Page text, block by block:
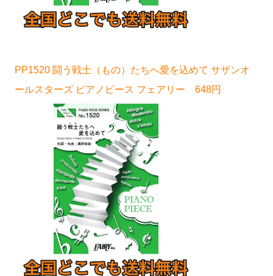
PP1520 闘う戦士（もの）たちへ愛を込めて サザンオ
ールスターズ ピアノピース フェアリー 648円